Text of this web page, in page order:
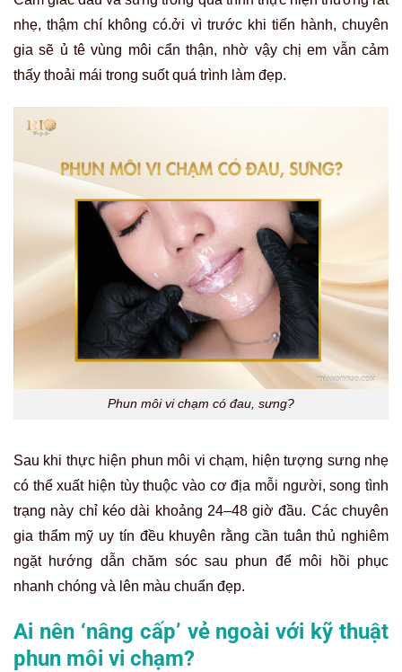
nhẹ, thậm chí không có.ởi vì trước khi tiến hành, chuyên
gia sẽ ủ tê vùng môi cẩn thận, nhờ vậy chị em vẫn cảm
thấy thoải mái trong suốt quá trình làm đẹp.
Phun môi vi chạm có đau, sưng?
Sau khi thực hiện phun môi vi chạm, hiện tượng sưng nhẹ
có thể xuất hiện tùy thuộc vào cơ địa mỗi người, song tình
trạng này chỉ kéo dài khoảng 24–48 giờ đầu. Các chuyên
gia thẩm mỹ uy tín đều khuyên rằng cần tuân thủ nghiêm
ngặt hướng dẫn chăm sóc sau phun để môi hồi phục
nhanh chóng và lên màu chuẩn đẹp.
Ai nên ‘nâng cấp’ vẻ ngoài với kỹ thuật
phun môi vi chạm?